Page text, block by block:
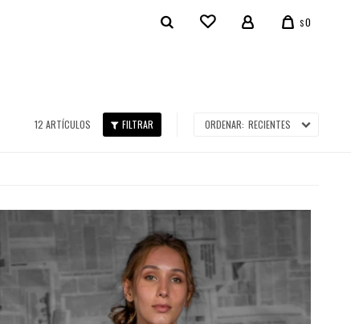
$0
12 ARTÍCULOS RECIENTES